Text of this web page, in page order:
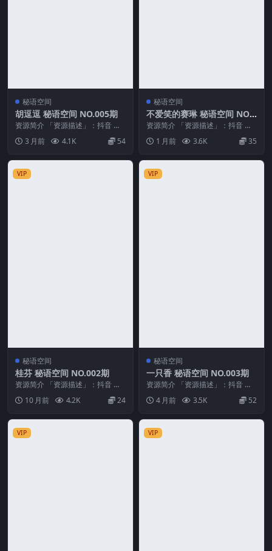
秘语空间
胡逗逗 秘语空间 NO.005期
资源简介 「资源描述」：抖音 胡
逗逗 秘语空间 NO.005期 【12P4
V】 ...3 月前 4.1K 54
秘语空间
不爱笑的赛琳 秘语空间 NO.0
06期
资源简介 「资源描述」：抖音 不
爱笑的赛琳 秘语空间 NO.006期
【25P1...
1 月前 3.6K 35
VIP
秘语空间
桂芬 秘语空间 NO.002期
资源简介 「资源描述」：抖音 桂
芬 秘语空间 NO.002期 【29P2V】
「...10 月前 4.2K 24
VIP
秘语空间
一只香 秘语空间 NO.003期
资源简介 「资源描述」：抖音 一
只香 秘语空间 NO.003期 【9P9
V】 「...
4 月前 3.5K 52
VIP VIP